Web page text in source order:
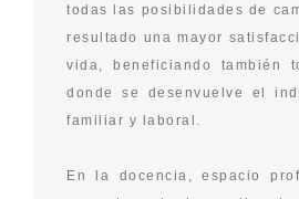
todas las posibilidades de
resultado una mayor
vida, beneficiando también
donde se desenvuelve el
familiar y laboral.
En la docencia, espacio